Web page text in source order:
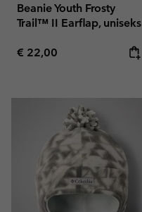
Beanie Youth Frosty
Trail™ II Earflap, uniseks
Regular price:
€ 22,00